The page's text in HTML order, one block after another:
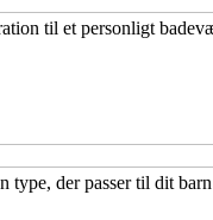
til et personligt
type, der passer til dit barn